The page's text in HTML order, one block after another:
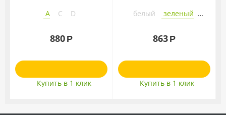
A C D
880 Р
Купить в 1 клик
белый
зеленый
фиалковый
863 Р
Купить в 1 клик